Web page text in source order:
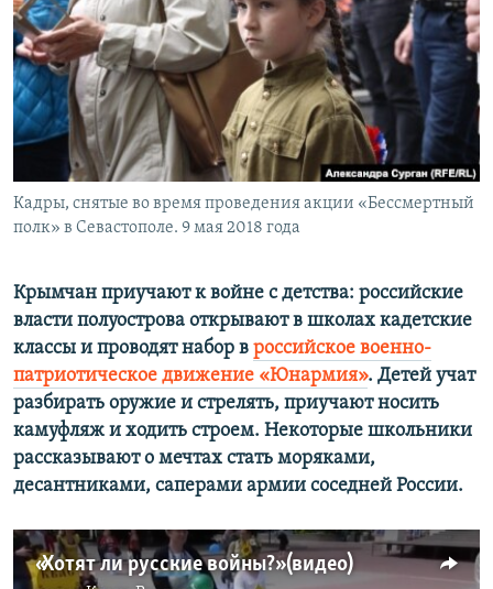
ПРОПАВШИЕ БЕЗ ВЕСТИ
ПОБЕДИТЕЛЕЙ НЕ СУДЯТ?
КРЫМ.НЕПОКОРЕННЫЙ
ELIFBE
УКРАИНСКАЯ ПРОБЛЕМА КРЫМА
ПРИСОЕДИНЯЙТЕСЬ!
Все сайты RFE/RL
Кадры, снятые во время проведения акции «Бессмертный
полк» в Севастополе. 9 мая 2018 года
Крымчан приучают к войне с детства: российские
власти полуострова открывают в школах кадетские
классы и проводят набор в российское военно-
патриотическое движение «Юнармия». Детей учат
разбирать оружие и стрелять, приучают носить
камуфляж и ходить строем. Некоторые школьники
рассказывают о мечтах стать моряками,
десантниками, саперами армии соседней России.
«Хотят ли русские войны?» (видео)